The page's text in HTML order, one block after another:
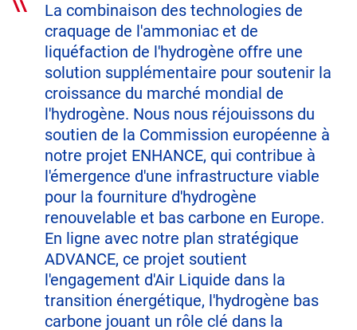
La combinaison des technologies de
craquage de l'ammoniac et de
liquéfaction de l'hydrogène offre une
solution supplémentaire pour soutenir la
croissance du marché mondial de
l'hydrogène. Nous nous réjouissons du
soutien de la Commission européenne à
notre projet ENHANCE, qui contribue à
l'émergence d'une infrastructure viable
pour la fourniture d'hydrogène
renouvelable et bas carbone en Europe.
En ligne avec notre plan stratégique
ADVANCE, ce projet soutient
l'engagement d'Air Liquide dans la
transition énergétique, l'hydrogène bas
carbone jouant un rôle clé dans la